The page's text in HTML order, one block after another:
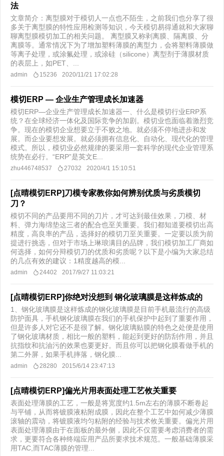
法
文章简介：离型膜对于模切人一点也不陌生，之前我们也分享了很
多关于离型膜的特性应用检测等知识，今天模切易得通就和大家聊
聊离型膜模切加工的相关问题。 离型膜又称剥离膜、隔离膜、分
离膜等。通常情况下为了增加塑料薄膜的离型力，会将塑料薄膜做
等离子处理，或涂氟处理，或涂硅（silicone）离型剂于薄膜材质
的表层上，如PET、...
admin 15236 2020/11/21 17:02:28
模切ERP — 企业生产管理成长加速器
模切ERP—企业生产管理成长加速器一、什么是模切行业ERP系
统？在全球经济一体化及国际竞争的加剧。模切业也面临着激烈竞
争。现在的模切企业想要立于不败之地。就必须不停地进步和发
展。而企业要想发展。就必须拥有信息化、自动化、现代化的管理
模式。所以，模切业必然规律的要采用一套科学的现代企业管理系
统势在必行。“ERP”是英文E...
zhu446748537 27032 2020/4/1 15:10:51
[点晴模切ERP]刀模专家教你如何辨别优质与劣质模切
刀？
模切不同的产品要用不同的刀片，才可达到最佳效果，刀模、材
料、弹力海绵垫这三者的配合也至关重要。我们都知道要模切出高
精度，高良率的产品，选择好的模切刀至关重要。一定要以质为前
提进行挑选，但对于市场上琳琅满目的品牌，我们模切加工厂商如
何选择，如何分辩模切刀的优质和劣质呢？以下是小编为大家总结
的几点有效的建议：1精度越高的模...
admin 24402 2017/9/27 11:03:21
[点晴模切ERP]你绝对没想到 钢化玻璃膜是这样炼成的
1、钢化玻璃膜是这样炼成的钢化玻璃膜是目前手机最流行的高级
防护面具，手机钢化玻璃膜在我们的手机保护中起到了重要作用，
但是许多人对它还不是很了解。钢化玻璃贴膜的特色之处便是使用
了钢化玻璃材质，相比一般的塑料，能起到更好的防刮作用，并且
抗指纹和抗油污的效果也要更好。而且你可以把钢化膜看做手机的
第二外屏，如果手机摔落，钢化膜...
admin 28280 2015/6/14 23:47:13
[点晴模切ERP]偏光片用表面处理工艺攸关重要
表面处理薄膜的工艺，一般是将宽度约1.5m左右的薄膜不断卷起
与平铺，从而将镀膜液粘附成膜，因此在整个工艺中如何减少薄膜
滚轴的震动，将镀膜液均匀粘附的经验与技术攸关重要。偏光片用
表面处理薄膜由于在面板的最外侧，因此不仅需要考虑消费者的需
求，更要符合各种终端应用产品所要求技术规范。一般基础薄膜采
用TAC,而TAC薄膜的管理...